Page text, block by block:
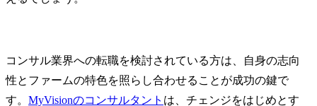
コンサル業界への転職を検討されている方は、自身の志向
性とファームの特色を照らし合わせることが成功の鍵で
す。 MyVisionのコンサルタント は、チェンジをはじめとす